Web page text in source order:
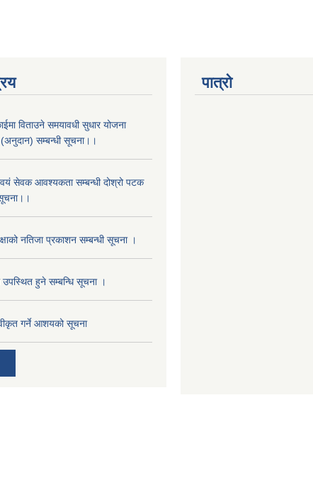
विताउने समयावधी सुधार योजना
(अनुदान) सम्बन्धी सूचना।।
सेवक आवश्यकता सम्बन्धी दोश्रो पटक
नतिजा प्रकाशन सम्बन्धी सूचना ।
उपस्थित हुने सम्बन्धि सूचना ।
गर्ने आशयको सूचना
पात्रो